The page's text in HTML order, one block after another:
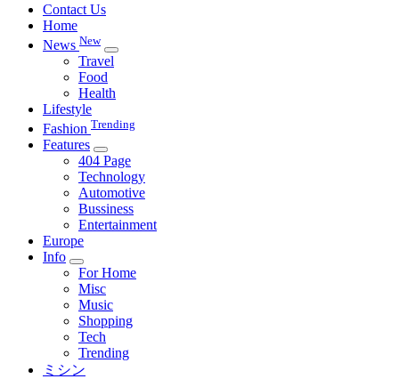
Contact Us
Home
News New
Travel
Food
Health
Lifestyle
Fashion Trending
Features
404 Page
Technology
Automotive
Bussiness
Entertainment
Europe
Info
For Home
Misc
Music
Shopping
Tech
Trending
ミシン